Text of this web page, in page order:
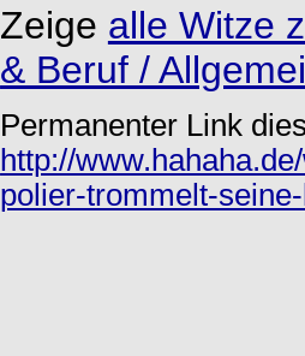
Zeige alle Witze
& Beruf /
Permanenter Link
http://
polier-trommelt-